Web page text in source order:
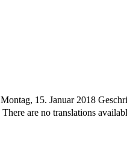
Montag, 15. Januar 2018
There are no translations